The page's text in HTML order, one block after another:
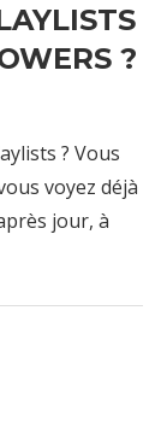
?
? Vous
voyez déjà
jour, à